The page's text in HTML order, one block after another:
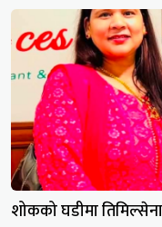
शोकको घडीमा